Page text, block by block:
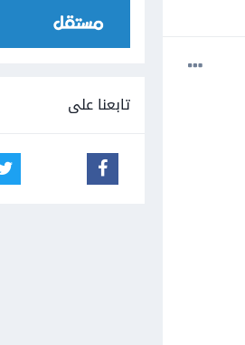
تابعنا على